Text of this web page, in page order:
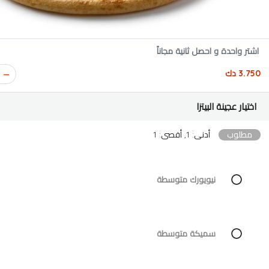
اشتر واحدة و احصل ثانية مجاناً
3.750 دك
اختيار عجينة البيتزا
مطلوب أدنى: 1, أقصى: 1
نيويورك متوسطة
سميكة متوسطة